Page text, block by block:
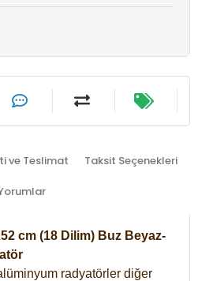
ve Teslimat Taksit Seçenekleri
cm (18 Dilim) Buz Beyaz-
radyatörler diğer